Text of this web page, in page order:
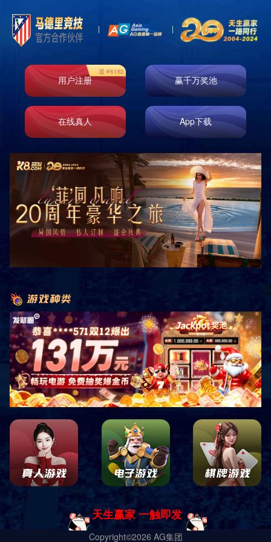
金融服务 房产开发 工程建设 产业投资
鸿宇环保
产业投资
INVESTMENT
绵阳鸿泰恒基投资有限公司简介
绵阳鸿泰恒基投资有限公司成立于2013年4月，座落于绵阳市涪
城区杨家场镇新街，是一家对政府允许的投资项目进行投资的公司。
公司设项目综合部、营销策划部、工程项目部、行政综合部共计
4个部门，共有成员10余名。
公司秉承“诚信、踏实、进取”的做事原则，对员工提倡“自我提
升、良性竞争，相互欣赏、相互支持 心态正，事业成，不成也成”的
文化氛围，竭诚为客户服务。
公司从成立至今，分别对四川鸿宇农业开发有限公司的“1000吨
果蔬气调保鲜库气”项目、杨家镇万和村的新村安置房“万和印象”进行
了投资修建，获得客户一致好评。
公司投资新建的“1000吨果蔬气调保鲜库气”项目，总投资1000万